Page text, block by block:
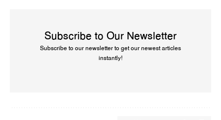
Subscribe to Our Newsletter
Subscribe to our newsletter to get our newest articles
instantly!